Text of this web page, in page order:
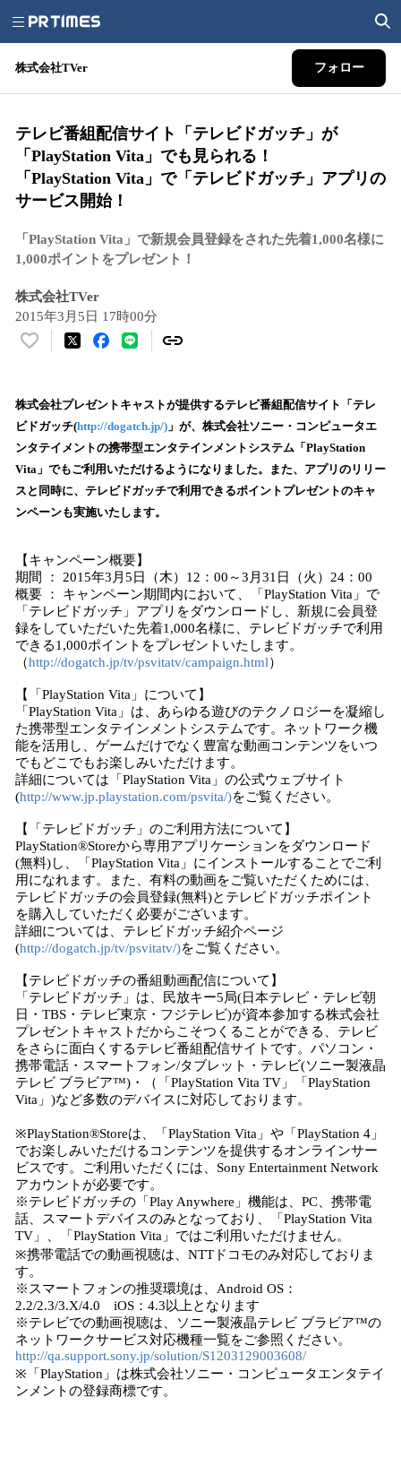
株式会社TVer フォロー
テレビ番組配信サイト「テレビドガッチ」が
「PlayStation Vita」でも見られる！
「PlayStation Vita」で「テレビドガッチ」アプリの
サービス開始！
「PlayStation Vita」で新規会員登録をされた先着1,000名様に
1,000ポイントをプレゼント！
株式会社TVer
2015年3月5日 17時00分
い
！
数
を
込
み
で
す
株式会社プレゼントキャストが提供するテレビ番組配信サイト「テレ
ビドガッチ(http://dogatch.jp/) 」が、株式会社ソニー・コンピュータエ
ンタテイメントの携帯型エンタテインメントシステム「PlayStation
Vita」でもご利用いただけるようになりました。また、アプリのリリー
スと同時に、テレビドガッチで利用できるポイントプレゼントのキャ
ンペーンも実施いたします。
【キャンペーン概要】
期間 ： 2015年3月5日（木）12：00～3月31日（火）24：00
概要 ： キャンペーン期間内において、「PlayStation Vita」で
「テレビドガッチ」アプリをダウンロードし、新規に会員登
録をしていただいた先着1,000名様に、テレビドガッチで利用
できる1,000ポイントをプレゼントいたします。
（http://dogatch.jp/tv/psvitatv/campaign.html）
【「PlayStation Vita」について】
「PlayStation Vita」は、あらゆる遊びのテクノロジーを凝縮し
た携帯型エンタテインメントシステムです。ネットワーク機
能を活用し、ゲームだけでなく豊富な動画コンテンツをいつ
でもどこでもお楽しみいただけます。
詳細については「PlayStation Vita」の公式ウェブサイト
(http://www.jp.playstation.com/psvita/)をご覧ください。
【「テレビドガッチ」のご利用方法について】
PlayStation®Storeから専用アプリケーションをダウンロード
(無料)し、「PlayStation Vita」にインストールすることでご利
用になれます。また、有料の動画をご覧いただくためには、
テレビドガッチの会員登録(無料)とテレビドガッチポイント
を購入していただく必要がございます。
詳細については、テレビドガッチ紹介ページ
(http://dogatch.jp/tv/psvitatv/)をご覧ください。
【テレビドガッチの番組動画配信について】
「テレビドガッチ」は、民放キー5局(日本テレビ・テレビ朝
日・TBS・テレビ東京・フジテレビ)が資本参加する株式会社
プレゼントキャストだからこそつくることができる、テレビ
をさらに面白くするテレビ番組配信サイトです。パソコン・
携帯電話・スマートフォン/タブレット・テレビ(ソニー製液晶
テレビ ブラビア™)・（「PlayStation Vita TV」「PlayStation
Vita」)など多数のデバイスに対応しております。
※PlayStation®Storeは、「PlayStation Vita」や「PlayStation 4」
でお楽しみいただけるコンテンツを提供するオンラインサー
ビスです。ご利用いただくには、Sony Entertainment Network
アカウントが必要です。
※テレビドガッチの「Play Anywhere」機能は、PC、携帯電
話、スマートデバイスのみとなっており、「PlayStation Vita
TV」、「PlayStation Vita」ではご利用いただけません。
※携帯電話での動画視聴は、NTTドコモのみ対応しておりま
す。
※スマートフォンの推奨環境は、Android OS：
2.2/2.3/3.X/4.0 iOS：4.3以上となります
※テレビでの動画視聴は、ソニー製液晶テレビ ブラビア™の
ネットワークサービス対応機種一覧をご参照ください。
http://qa.support.sony.jp/solution/S1203129003608/
※「PlayStation」は株式会社ソニー・コンピュータエンタテイ
ンメントの登録商標です。